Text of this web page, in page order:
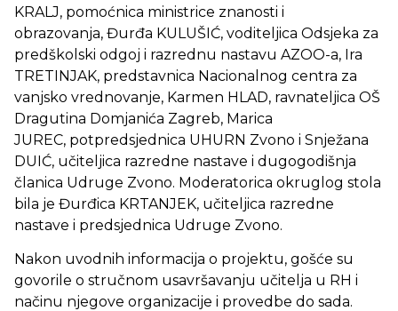
KRALJ, pomoćnica ministrice znanosti i
obrazovanja, Đurđa KULUŠIĆ, voditeljica Odsjeka za
predškolski odgoj i razrednu nastavu AZOO-a, Ira
TRETINJAK, predstavnica Nacionalnog centra za
vanjsko vrednovanje, Karmen HLAD, ravnateljica OŠ
Dragutina Domjanića Zagreb, Marica
JUREC, potpredsjednica UHURN Zvono i Snježana
DUIĆ, učiteljica razredne nastave i dugogodišnja
članica Udruge Zvono. Moderatorica okruglog stola
bila je Đurđica KRTANJEK, učiteljica razredne
nastave i predsjednica Udruge Zvono.
Nakon uvodnih informacija o projektu, gošće su
govorile o stručnom usavršavanju učitelja u RH i
načinu njegove organizacije i provedbe do sada.